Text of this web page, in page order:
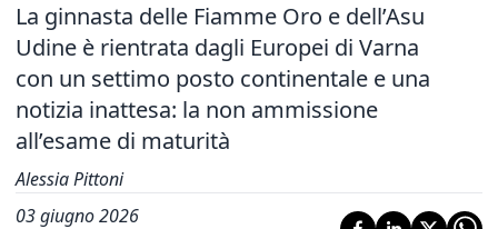
La ginnasta delle Fiamme Oro e dell’Asu
Udine è rientrata dagli Europei di Varna
con un settimo posto continentale e una
notizia inattesa: la non ammissione
all’esame di maturità
Alessia Pittoni
03 giugno 2026